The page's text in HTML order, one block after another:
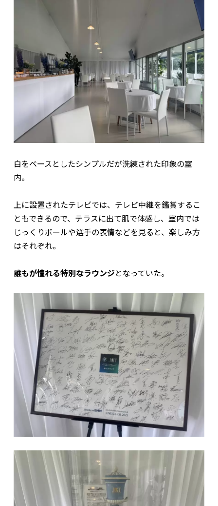
白をベースとしたシンプルだが洗練された印象の室
内。
上に設置されたテレビでは、テレビ中継を鑑賞するこ
ともできるので、テラスに出て肌で体感し、室内では
じっくりボールや選手の表情などを見ると、楽しみ方
はそれぞれ。
誰もが憧れる特別なラウンジとなっていた。